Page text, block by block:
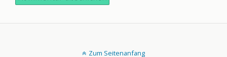
Zum Seitenanfang